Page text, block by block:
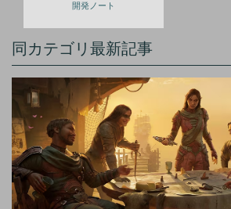
開発ノート
同カテゴリ最新記事